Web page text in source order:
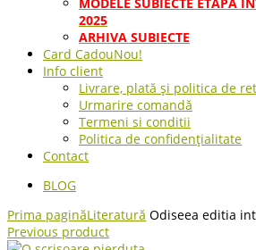
2025
ARHIVA SUBIECTE
Card CadouNou!
Info client
Livrare, plată și politica de
Urmarire comandă
Termeni si conditii
Politica de confidențialitate
Contact
BLOG
Prima paginăLiteratură Odiseea editia
Previous product